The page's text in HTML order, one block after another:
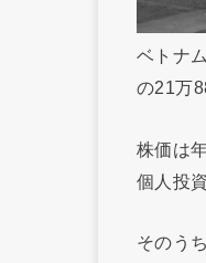
ベトナ
の21万
株価は
個人投
そのう